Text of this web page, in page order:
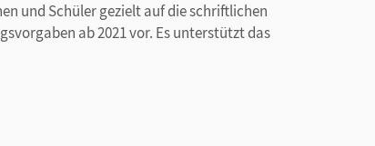
und Schüler gezielt auf die schriftlichen
ab 2021 vor. Es unterstützt das
Hörverstehen) sowie Übungen zu